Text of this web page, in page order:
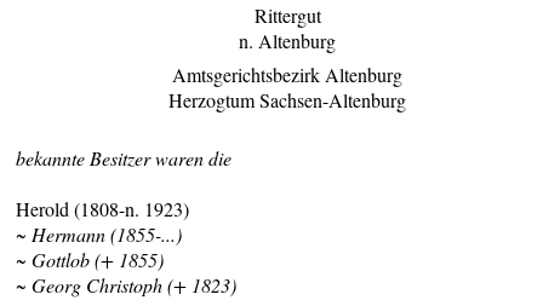
Rittergut
n. Altenburg
Amtsgerichtsbezirk Altenburg
Herzogtum Sachsen-Altenburg
bekannte Besitzer waren die
Herold (1808-n. 1923)
~ Hermann (1855-...)
~ Gottlob (+ 1855)
~ Georg Christoph (+ 1823)